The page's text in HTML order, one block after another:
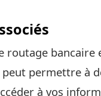
routage bancaire
permettre à
à vos